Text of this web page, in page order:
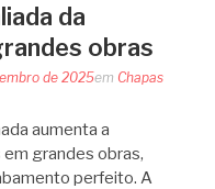
da
obras
de 2025em Chapas
aumenta a
grandes obras,
perfeito. A